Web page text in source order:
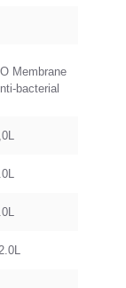
Membrane
bacterial